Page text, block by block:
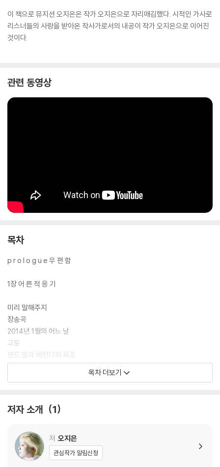
이 책으로 뮤지션 오지은은 작가 오지은으로 자리매김했다. 시적인 가사로
리스너들의 사랑을 받아온 작사가로서의 내공이 작가 오지은으로 이어진
것이다.
관련 동영상
목차
p r o l o g u e 우 편 함
1장 어 른 적 응 기
미리 말해주지
장송곡
2014년 1월의 어느 날
교토
핸드 밀과 베란다와 욕조
교토, 수첩의 날
어느 날의 우문현답
상추쌈 같은
상자열기
교토, 영화의 날
목차 더보기
저자 소개 1
저 오지은
관심작가 알림신청